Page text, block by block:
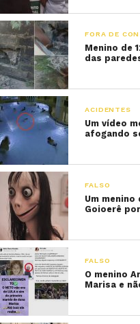
FORA DE
Menino de
das
ACIDENTES
Um vídeo
afogando
FALSO
Um
Goioerê
FALSO
O menino
Marisa e